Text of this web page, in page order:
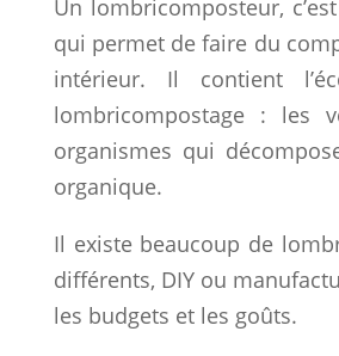
Un lombricomposteur,
qui permet de faire du
intérieur. Il contient
lombricompostage : les
organismes qui
organique.
Il existe beaucoup de
différents, DIY ou
les budgets et les goûts.